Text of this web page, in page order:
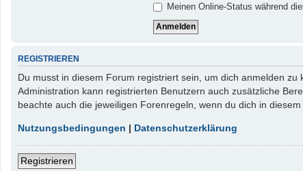
Meinen Online-Status während
REGISTRIEREN
Du musst in diesem Forum registriert sein, um dich anmelden
Administration kann registrierten Benutzern auch zusätzliche
beachte auch die jeweiligen Forenregeln, wenn du dich in diesem
Nutzungsbedingungen | Datenschutzerklärung
Registrieren